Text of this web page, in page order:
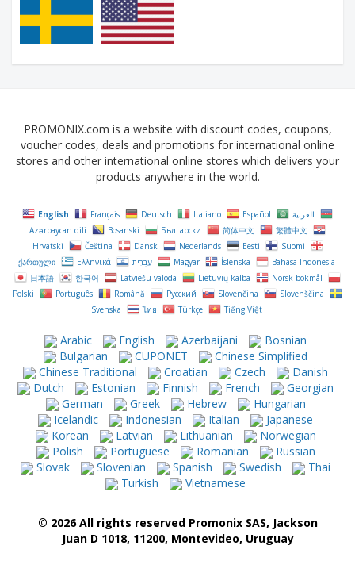
PROMONIX.com is a website with discount codes, coupons,
voucher codes, deals and promotions for international online
stores and other international online stores which delivers your
products anywhere in the world.
English Français Deutsch Italiano Español
العربية
Azərbaycan dili
Bosanski Български 简体中文
繁體中文
Hrvatski
Čeština‎ Dansk Nederlands Eesti
Suomi
ქართული
Ελληνικά עִבְרִית Magyar Íslenska
Bahasa Indonesia
日本語
한국어 Latviešu valoda Lietuvių kalba
Norsk bokmål
Polski
Português Română Русский Slovenčina
Slovenščina
Svenska
ไทย Türkçe Tiếng Việt
Arabic English Azerbaijani
Bosnian
Bulgarian
CUPONET
Chinese Simplified
Chinese Traditional
Croatian Czech
Danish
Dutch
Estonian Finnish French
Georgian
German
Greek Hebrew
Hungarian
Icelandic
Indonesian Italian
Japanese
Korean
Latvian Lithuanian
Norwegian
Polish
Portuguese Romanian
Russian
Slovak
Slovenian Spanish Swedish
Thai
Turkish
Vietnamese
© 2026 All rights reserved Promonix SAS, Jackson
Juan D 1018, 11200, Montevideo, Uruguay